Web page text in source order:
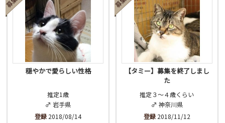
穏やかで愛らしい性格
推定1歳
♂ 岩手県
登録 2018/08/14
【タミー】募集を終了しまし
た
推定３〜４歳くらい
♂ 神奈川県
登録2018/11/12